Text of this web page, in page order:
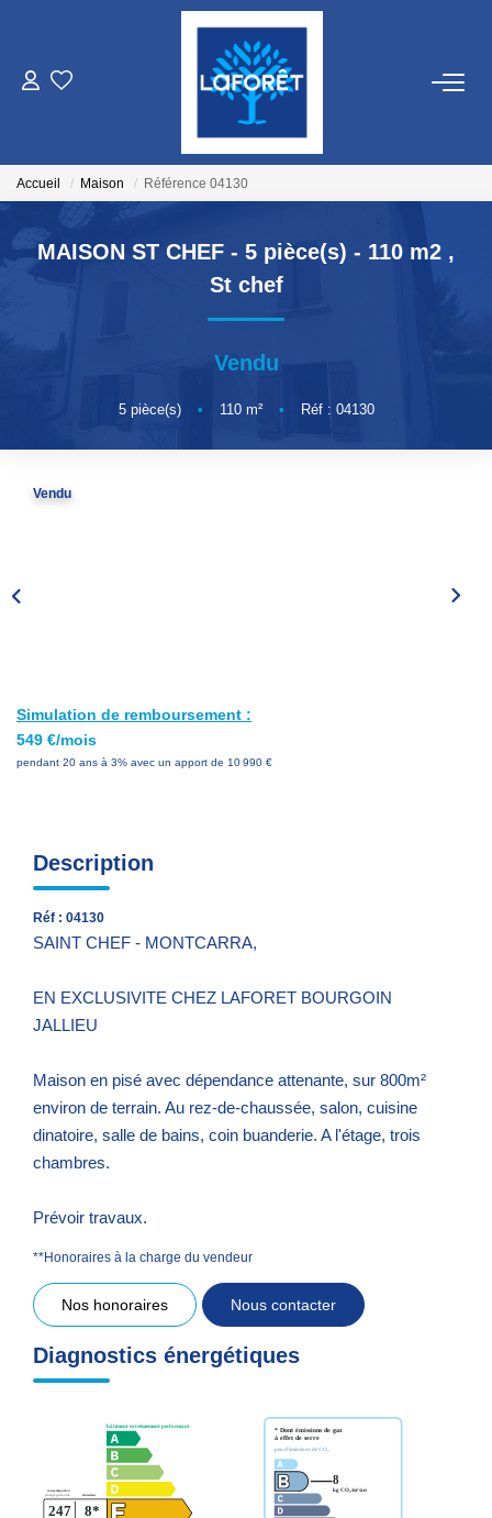
LOCATIONS
GESTION
NOS AGENCES
CONTACT
Accueil Maison Référence 04130
MAISON ST CHEF - 5 pièce(s) - 110 m2 ,
St chef
Vendu
5pièce(s) • 110m² • Réf : 04130
Vendu
Simulation de remboursement :
549 €/mois
pendant 20 ans à 3% avec un apport de 10 990 €
Description
Réf : 04130
SAINT CHEF - MONTCARRA,
EN EXCLUSIVITE CHEZ LAFORET BOURGOIN
JALLIEU
Maison en pisé avec dépendance attenante, sur 800m²
environ de terrain. Au rez-de-chaussée, salon, cuisine
dinatoire, salle de bains, coin buanderie. A l'étage, trois
chambres.
Prévoir travaux.
**Honoraires à la charge du vendeur
Nos honoraires Nous contacter
Diagnostics énergétiques